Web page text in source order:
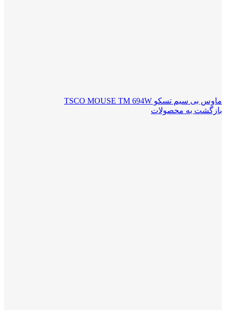
ماوس بی سیم تسکو TSCO MOUSE TM 694W
بازگشت به محصولات